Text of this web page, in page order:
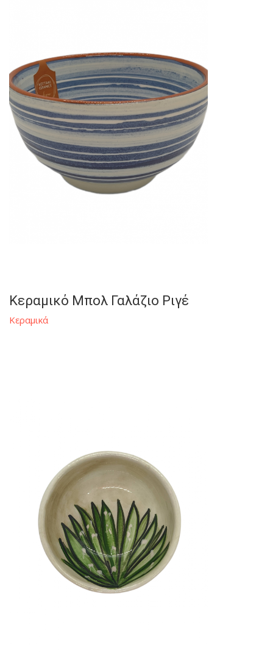
Κεραμικό Μπολ Γαλάζιο Ριγέ
Κεραμικά